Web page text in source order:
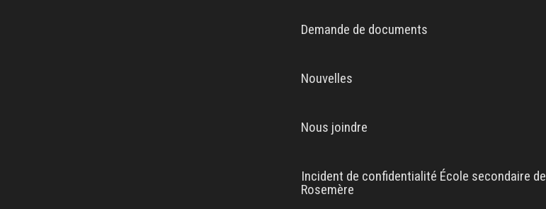
Demande de documents
Nouvelles
Nous joindre
Incident de confidentialité École secondaire de
Rosemère